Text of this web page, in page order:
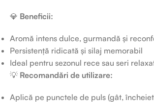
💎 Beneficii:
Aromă intens dulce, gurmandă și
Persistență ridicată și silaj memorabil
Ideal pentru sezonul rece sau seri
💡 Recomandări de utilizare:
Aplică pe punctele de puls (gât,